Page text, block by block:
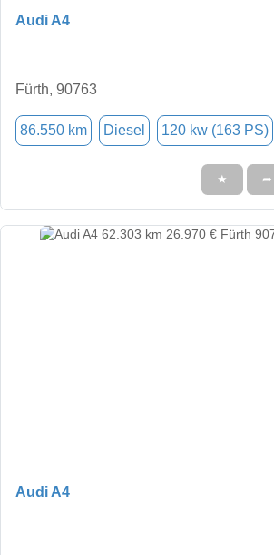
Audi A4
Fürth, 90763
86.550 km Diesel 120 kw (163 PS)
★ ➦
Audi A4